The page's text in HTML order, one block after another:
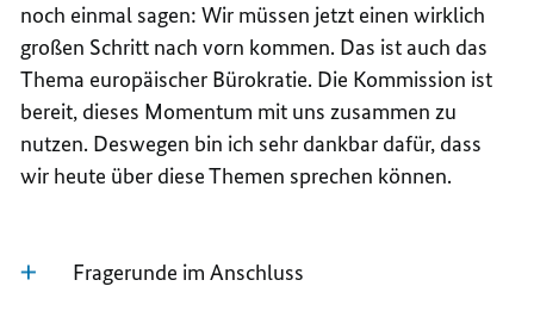
noch einmal sagen: Wir müssen jetzt einen wirklich
großen Schritt nach vorn kommen. Das ist auch das
Thema europäischer Bürokratie. Die Kommission ist
bereit, dieses Momentum mit uns zusammen zu
nutzen. Deswegen bin ich sehr dankbar dafür, dass
wir heute über diese Themen sprechen können.
Fragerunde im Anschluss